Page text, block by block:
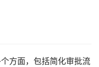
方面，包括简化审批流